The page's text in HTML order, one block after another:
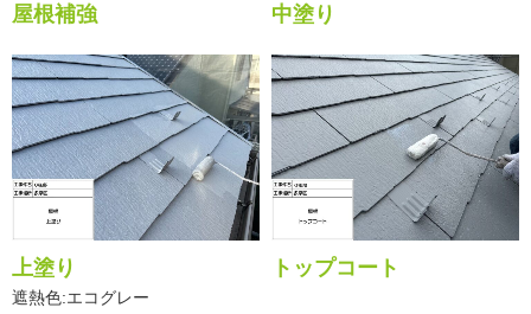
屋根補強 中塗り
上塗り
遮熱色:エコグレー
トップコート